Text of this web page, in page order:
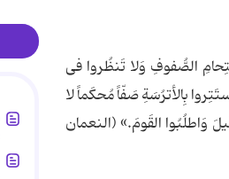
الصُّفوفِ وَلا تَنظُروا فی
بِالأترُسَةِ صَفّاً مُحکَماً لا
وَاطلُبُوا القَومَ.» (النعمان